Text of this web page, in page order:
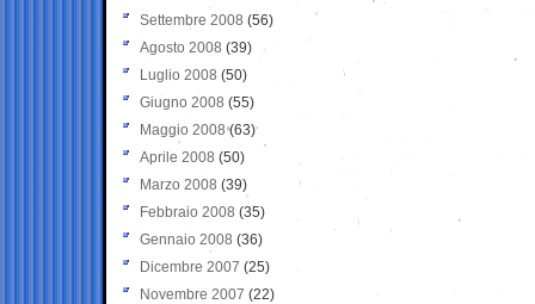
Settembre 2008 (56)
Agosto 2008 (39)
Luglio 2008 (50)
Giugno 2008 (55)
Maggio 2008(63)
Aprile 2008 (50)
Marzo 2008 (39)
Febbraio 2008 (35)
Gennaio 2008 (36)
Dicembre 2007 (25)
Novembre 2007 (22)